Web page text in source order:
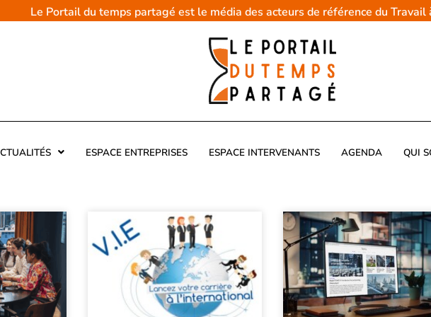
Le Portail du temps partagé est le média des acteurs de référence du
ESPACE ENTREPRISES ESPACE INTERVENANTS AGENDA QUI